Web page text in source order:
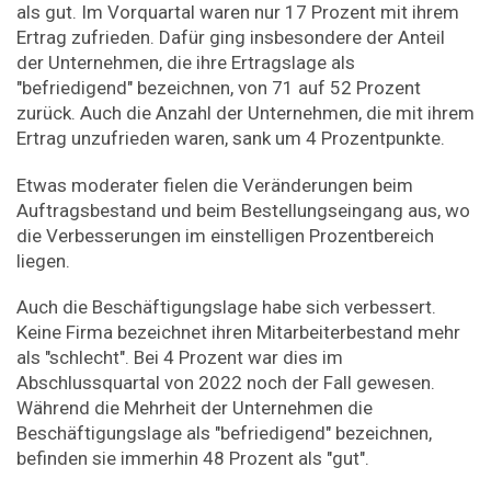
als gut. Im Vorquartal waren nur 17 Prozent mit ihrem
Ertrag zufrieden. Dafür ging insbesondere der Anteil
der Unternehmen, die ihre Ertragslage als
"befriedigend" bezeichnen, von 71 auf 52 Prozent
zurück. Auch die Anzahl der Unternehmen, die mit ihrem
Ertrag unzufrieden waren, sank um 4 Prozentpunkte.
Etwas moderater fielen die Veränderungen beim
Auftragsbestand und beim Bestellungseingang aus, wo
die Verbesserungen im einstelligen Prozentbereich
liegen.
Auch die Beschäftigungslage habe sich verbessert.
Keine Firma bezeichnet ihren Mitarbeiterbestand mehr
als "schlecht". Bei 4 Prozent war dies im
Abschlussquartal von 2022 noch der Fall gewesen.
Während die Mehrheit der Unternehmen die
Beschäftigungslage als "befriedigend" bezeichnen,
befinden sie immerhin 48 Prozent als "gut".